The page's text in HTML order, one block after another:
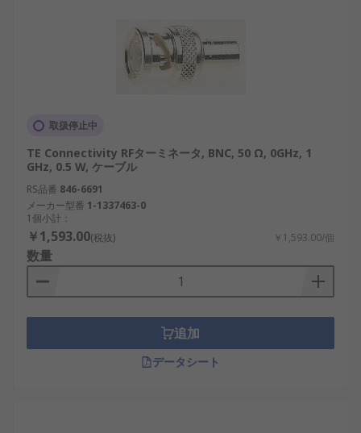
取扱停止中
TE Connectivity RFターミネータ, BNC, 50 Ω, 0GHz, 1
GHz, 0.5 W, ケーブル
RS品番 846-6691
メーカー型番 1-1337463-0
1個小計：
￥1,593.00(税抜) ￥1,593.00/個
数量
追加
データシート